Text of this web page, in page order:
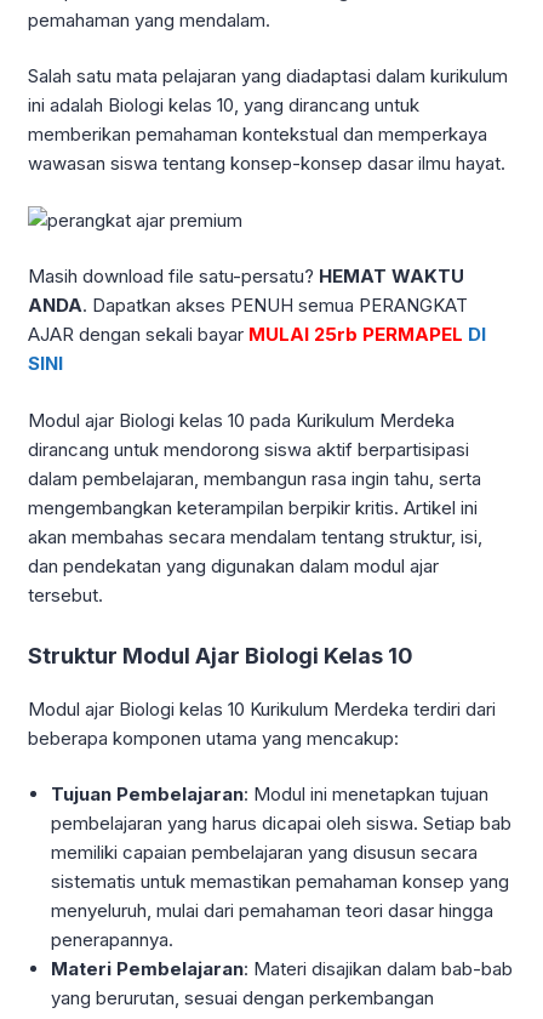
pemahaman yang mendalam.
Salah satu mata pelajaran yang diadaptasi dalam kurikulum
ini adalah Biologi kelas 10, yang dirancang untuk
memberikan pemahaman kontekstual dan memperkaya
wawasan siswa tentang konsep-konsep dasar ilmu hayat.
Masih download file satu-persatu? HEMAT WAKTU
ANDA. Dapatkan akses PENUH semua PERANGKAT
AJAR dengan sekali bayar MULAI 25rb PERMAPEL DI
SINI
Modul ajar Biologi kelas 10 pada Kurikulum Merdeka
dirancang untuk mendorong siswa aktif berpartisipasi
dalam pembelajaran, membangun rasa ingin tahu, serta
mengembangkan keterampilan berpikir kritis. Artikel ini
akan membahas secara mendalam tentang struktur, isi,
dan pendekatan yang digunakan dalam modul ajar
tersebut.
Struktur Modul Ajar Biologi Kelas 10
Modul ajar Biologi kelas 10 Kurikulum Merdeka terdiri dari
beberapa komponen utama yang mencakup:
Tujuan Pembelajaran: Modul ini menetapkan tujuan
pembelajaran yang harus dicapai oleh siswa. Setiap bab
memiliki capaian pembelajaran yang disusun secara
sistematis untuk memastikan pemahaman konsep yang
menyeluruh, mulai dari pemahaman teori dasar hingga
penerapannya.
Materi Pembelajaran: Materi disajikan dalam bab-bab
yang berurutan, sesuai dengan perkembangan